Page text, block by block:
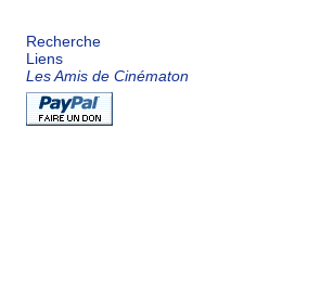
Recherche
Liens
Les Amis de Cinématon